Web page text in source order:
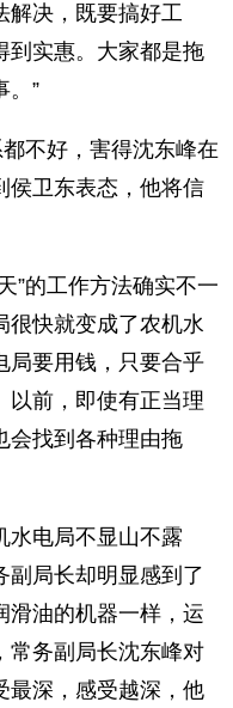
解决，既要搞好工
到实惠。大家都是拖
。”
不好，害得沈东峰在
侯卫东表态，他将信
”的工作方法确实不一
很快就变成了农机水
局要用钱，只要合乎
以前，即使有正当理
会找到各种理由拖
水电局不显山不露
副局长却明显感到了
滑油的机器一样，运
常务副局长沈东峰对
最深，感受越深，他